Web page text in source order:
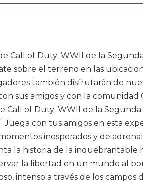
Call of Duty: WWII de la
sobre el terreno en las
también disfrutarán de
sus amigos y con la comunidad
Call of Duty: WWII de la
Juega con tus amigos en esta
inesperados y de
la historia de la inquebrantable
la libertad en un mundo al
intenso a través de los campos